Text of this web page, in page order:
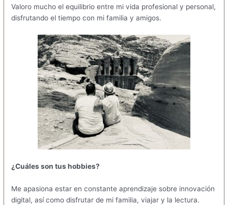
Valoro mucho el equilibrio entre mi vida profesional y personal,
disfrutando el tiempo con mi familia y amigos.
¿Cuáles son tus hobbies?
Me apasiona estar en constante aprendizaje sobre innovación
digital, así como disfrutar de mi familia, viajar y la lectura.